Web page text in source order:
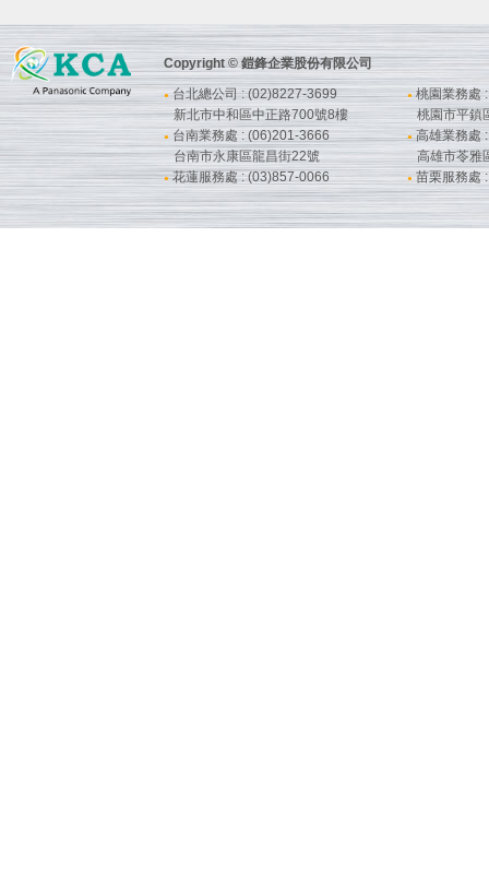
Copyright © 鎧鋒企業股份有限公司
●台北總公司 : (02)8227-3699
新北市中和區中正路700號8樓
● 桃園業務處
桃園市平鎮
● 台南業務處 : (06)201-3666
台南市永康區龍昌街22號
●高雄業務處
高雄市苓雅
●花蓮服務處 : (03)857-0066 ● 苗栗服務處